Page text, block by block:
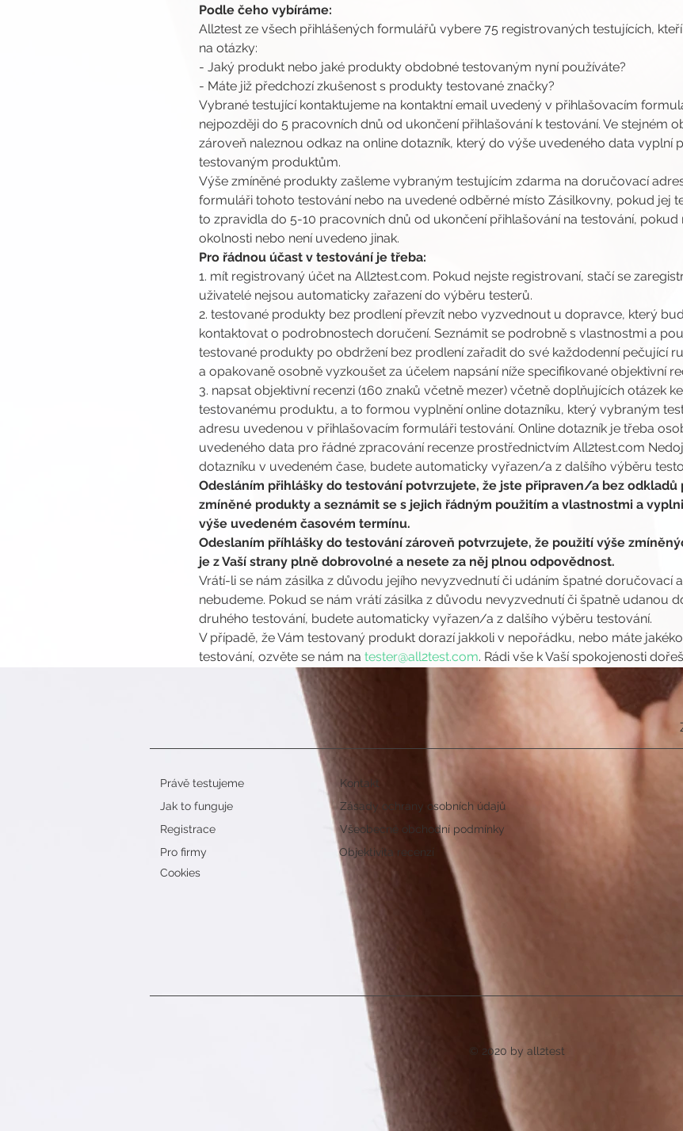
Podle čeho vybíráme:
All2test ze všech přihlášených formulářů vybere 75 registrovaných testujících,
na otázky:
- Jaký produkt nebo jaké produkty obdobné testovaným nyní používáte?
- Máte již předchozí zkušenost s produkty testované značky?
Vybrané testující kontaktujeme na kontaktní email uvedený v přihlašovacím
nejpozději do 5 pracovních dnů od ukončení přihlašování k testování. Ve stejném
zároveň naleznou odkaz na online dotazník, který do výše uvedeného data vyplní
testovaným produktům.
Výše zmíněné produkty zašleme vybraným testujícím zdarma na doručovací
formuláři tohoto testování nebo na uvedené odběrné místo Zásilkovny, pokud jej
to zpravidla do 5-10 pracovních dnů od ukončení přihlašování na testování,
okolnosti nebo není uvedeno jinak.
Pro řádnou účast v testování je třeba:
1. mít registrovaný účet na All2test.com. Pokud nejste registrovaní, stačí se
uživatelé nejsou automaticky zařazení do výběru testerů.
2. testované produkty bez prodlení převzít nebo vyzvednout u dopravce, který
kontaktovat o podrobnostech doručení. Seznámit se podrobně s vlastnostmi a
testované produkty po obdržení bez prodlení zařadit do své každodenní pečující
a opakovaně osobně vyzkoušet za účelem napsání níže specifikované objektivní
3. napsat objektivní recenzi (160 znaků včetně mezer) včetně doplňujících otázek
testovanému produktu, a to formou vyplnění online dotazníku, který vybraným
adresu uvedenou v přihlašovacím formuláři testování. Online dotazník je třeba
uvedeného data pro řádné zpracování recenze prostřednictvím All2test.com
dotazníku v uvedeném čase, budete automaticky vyřazen/a z dalšího výběru
Odesláním přihlášky do testování potvrzujete, že jste připraven/a bez odkladů
zmíněné produkty a seznámit se s jejich řádným použitím a vlastnostmi a
výše uvedeném časovém termínu.
Odeslaním příhlášky do testování zároveň potvrzujete, že použití výše
je z Vaší strany plně dobrovolné a nesete za něj plnou odpovědnost.
Vrátí-li se nám zásilka z důvodu jejího nevyzvednutí či udáním špatné doručovací
nebudeme. Pokud se nám vrátí zásilka z důvodu nevyzvednutí či špatně udanou
druhého testování, budete automaticky vyřazen/a z dalšího výběru testování.
V případě, že Vám testovaný produkt dorazí jakkoli v nepořádku, nebo máte
testování, ozvěte se nám na tester@all2test.com. Rádi vše k Vaší spokojenosti
Právě testujeme
Jak to funguje
Registrace
Pro firmy
Kontakt
Zásady ochrany osobních údajů
Všeobecné obchodní podmínky
Objektivita recenzí
Cookies
© 2020 by all2test